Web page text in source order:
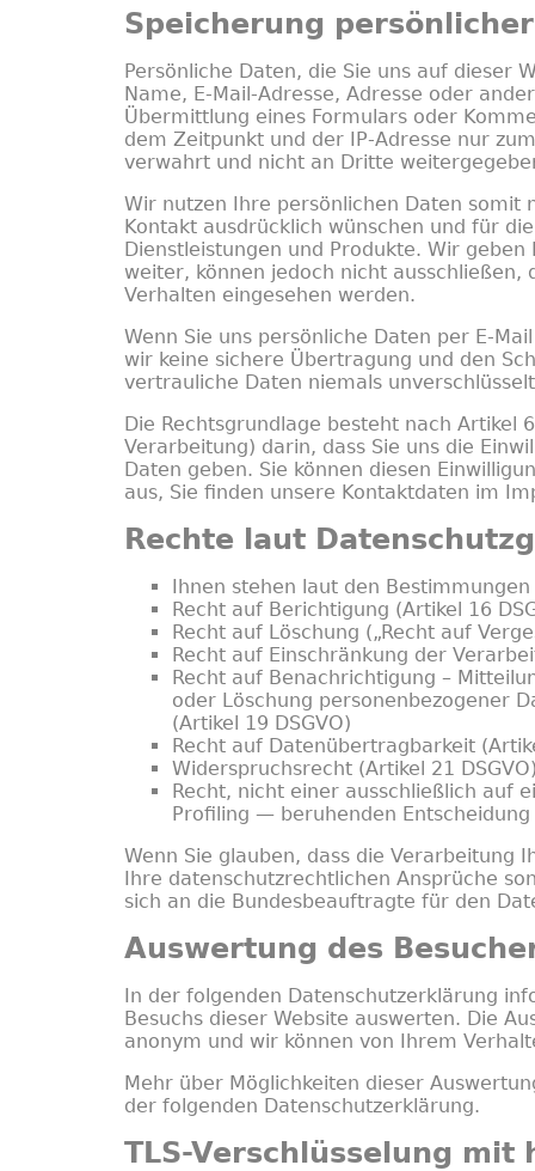
Speicherung
Persönliche Daten, die Sie uns auf dieser
Name, E-Mail-Adresse, Adresse oder
Übermittlung eines Formulars oder
dem Zeitpunkt und der IP-Adresse nur
verwahrt und nicht an Dritte
Wir nutzen Ihre persönlichen Daten
Kontakt ausdrücklich wünschen und für
Dienstleistungen und Produkte. Wir
weiter, können jedoch nicht
Verhalten eingesehen werden.
Wenn Sie uns persönliche Daten per E-
wir keine sichere Übertragung und den
vertrauliche Daten niemals
Die Rechtsgrundlage besteht nachArtikel
Verarbeitung) darin, dass Sie uns die
Daten geben. Sie können diesen
aus, Sie finden unsere Kontaktdaten im
Rechte laut
Ihnen stehen laut den
Recht auf Berichtigung (Artikel 16
Recht auf Löschung („Recht auf
Recht auf Einschränkung der
Recht auf Benachrichtigung –
oder Löschung personenbezogener
(Artikel 19 DSGVO)
Recht auf Datenübertragbarkeit
Widerspruchsrecht (Artikel 21
Recht, nicht einer ausschließlich auf
Profiling — beruhenden
Wenn Sie glauben, dass die Verarbeitung
Ihre datenschutzrechtlichen Ansprüche
sich an die Bundesbeauftragte für den
Auswertung des
In der folgenden Datenschutzerklärung
Besuchs dieser Website auswerten. Die
anonym und wir können von Ihrem
Mehr über Möglichkeiten dieser
der folgenden Datenschutzerklärung.
TLS-Verschlüsselung mit